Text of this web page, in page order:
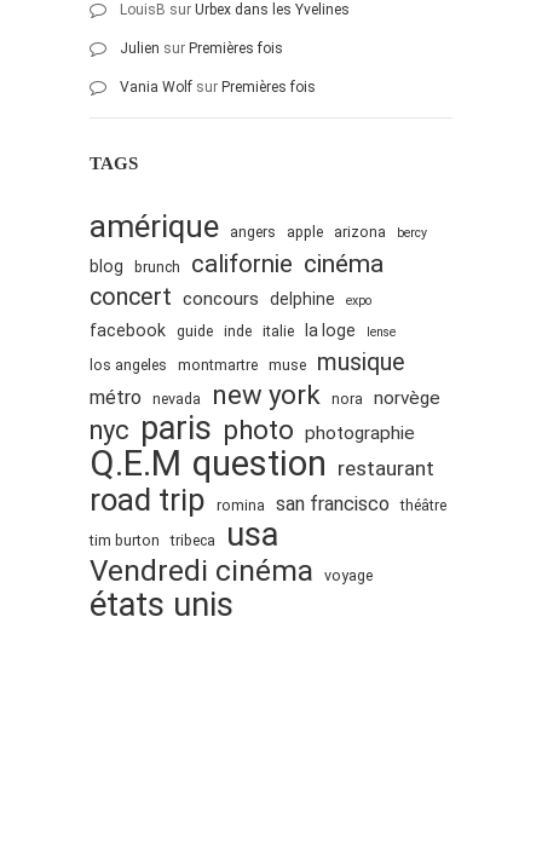
décembre 2008
novembre 2008
octobre 2008
LouisB sur Urbex dans les Yvelines
Julien sur Premières fois
Vania Wolf sur Premières fois
TAGS
amérique angers apple arizona bercy
blog brunch californie cinéma
concert concours delphine expo
facebook guide inde italie la loge lense
los angeles montmartre muse musique
métro nevada new york nora norvège
nyc paris photo photographie
Q.E.M question restaurant
road trip romina san francisco théâtre
tim burton
tribeca usa
Vendredi cinéma voyage
états unis